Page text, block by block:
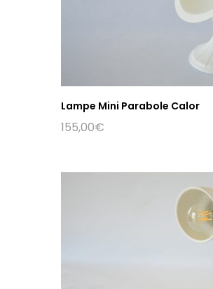
Lampe Mini Parabole Calor
155,00€